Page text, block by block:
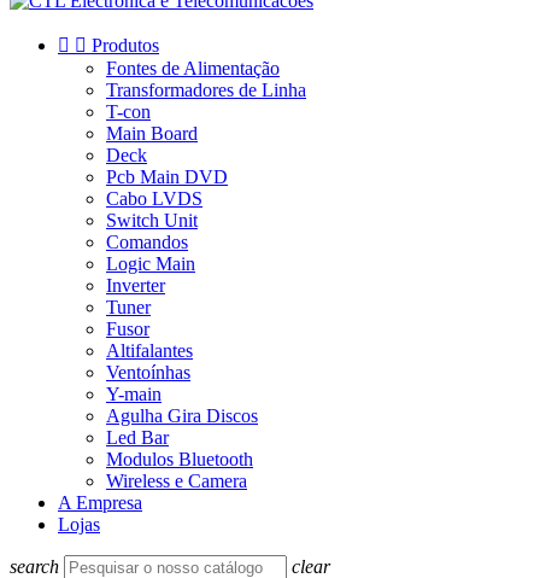
  Produtos
Fontes de Alimentação
Transformadores de Linha
T-con
Main Board
Deck
Pcb Main DVD
Cabo LVDS
Switch Unit
Comandos
Logic Main
Inverter
Tuner
Fusor
Altifalantes
Ventoínhas
Y-main
Agulha Gira Discos
Led Bar
Modulos Bluetooth
Wireless e Camera
A Empresa
Lojas
search clear